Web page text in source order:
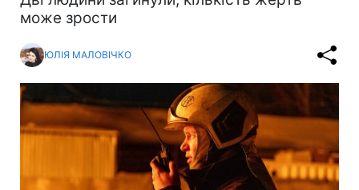
може зрости
ЮЛІЯ МАЛОВІЧКО